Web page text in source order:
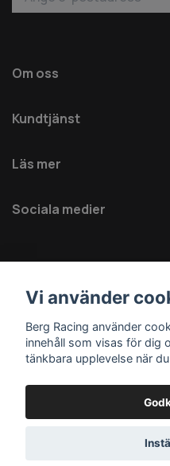
Om oss
Kundtjänst
Läs mer
Sociala medier
© 2026 Berg MC AB -
Vi använder
Berg Racing använder
innehåll som visas för dig
tänkbara upplevelse när